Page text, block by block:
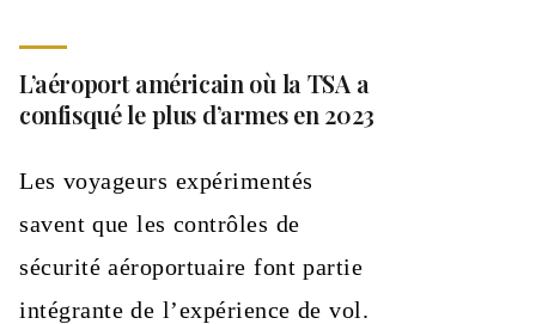
L’aéroport américain où la TSA a
confisqué le plus d’armes en 2023
Les voyageurs expérimentés
savent que les contrôles de
sécurité aéroportuaire font partie
intégrante de l’expérience de vol.